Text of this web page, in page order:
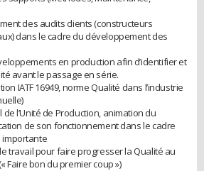
des audits clients (constructeurs
dans le cadre du développement des
en production afin d’identifier et
avant le passage en série.
IATF 16949, norme Qualité dans l’industrie
l’Unité de Production, animation du
de son fonctionnement dans le cadre
importante
travail pour faire progresser la Qualité au
Faire bon du premier coup »)